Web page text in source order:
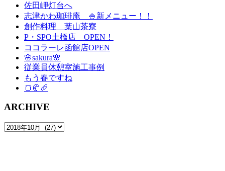
佐田岬灯台へ
志津かわ珈琲庵 🍚新メニュー！！
創作料理 葉山茶寮
P・SPO土橋店 OPEN！
ココラーレ函館店OPEN
🌸sakura🌸
従業員休憩室施工事例
もう春ですね
🍞🥐🥖
ARCHIVE
ARCHIVE